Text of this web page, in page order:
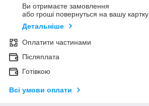
Ви отримаєте замовлення
або гроші повернуться на вашу картку
Детальніше
Оплатити частинами
Післяплата
Готівкою
Всі умови оплати